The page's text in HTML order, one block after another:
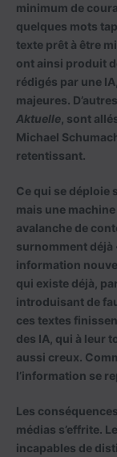
minimum de
quelques mots
texte prêt à être
ont ainsi produit
rédigés par une
majeures.
Aktuelle , sont
Michael
retentissant.
Ce qui se déploie
mais une
avalanche de
surnomment déjà
information
qui existe déjà,
introduisant de
ces textes
des IA, qui à leur
aussi creux.
l’information se
Les
médias s’effrite.
incapables de